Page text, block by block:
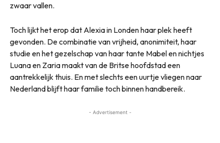
zwaar vallen.
Toch lijkt het erop dat Alexia in Londen haar plek heeft
gevonden. De combinatie van vrijheid, anonimiteit, haar
studie en het gezelschap van haar tante Mabel en nichtjes
Luana en Zaria maakt van de Britse hoofdstad een
aantrekkelijk thuis. En met slechts een uurtje vliegen naar
Nederland blijft haar familie toch binnen handbereik.
- Advertisement -